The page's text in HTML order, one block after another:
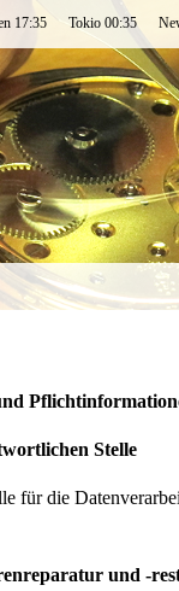
17:35 Tokio 00:35
Stelle
für die
und -